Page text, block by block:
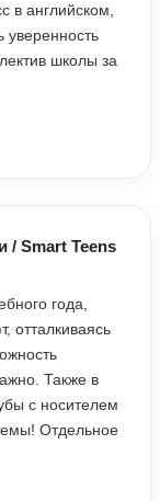
в английском,
уверенность
школы за
/ Smart Teens
года,
отталкиваясь
Также в
с носителем
Отдельное